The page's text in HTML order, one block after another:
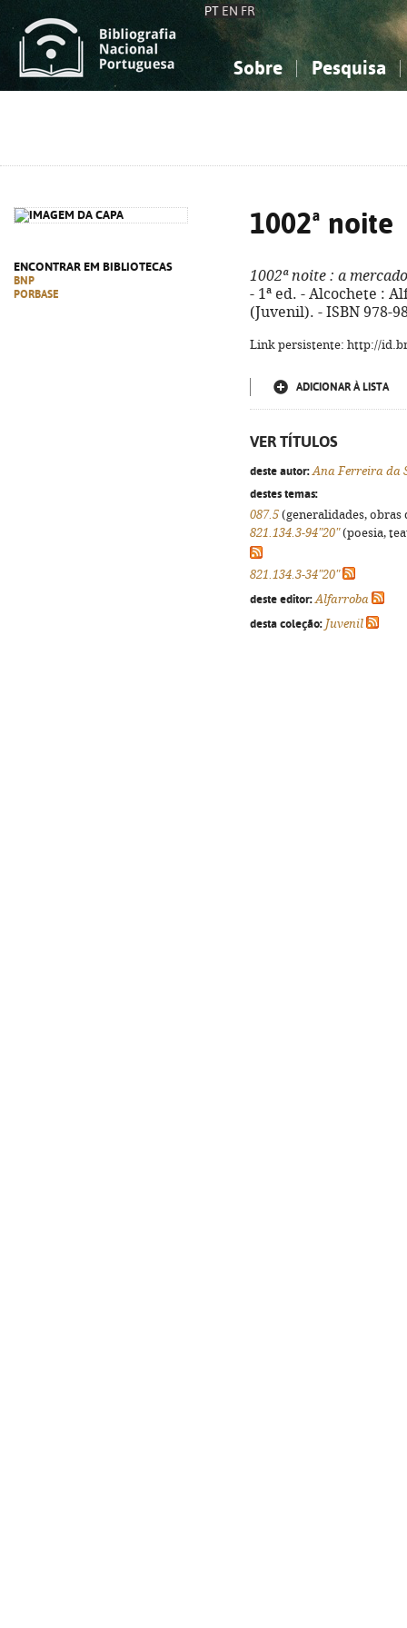
PT EN FR
Sobre Pesquisa
ENCONTRAR EM BIBLIOTECAS
BNP
PORBASE
1002ª noite
1002ª noite : a
- 1ª ed. - Alcochete :
(Juvenil). - ISBN 978-
Link persistente: http://
ADICIONAR À LISTA
VER TÍTULOS
deste autor: Ana Ferreira da
destes temas:
087.5 (generalidades,
821.134.3-94"20"(poesia,
821.134.3-34"20"
deste editor: Alfarroba
desta coleção: Juvenil